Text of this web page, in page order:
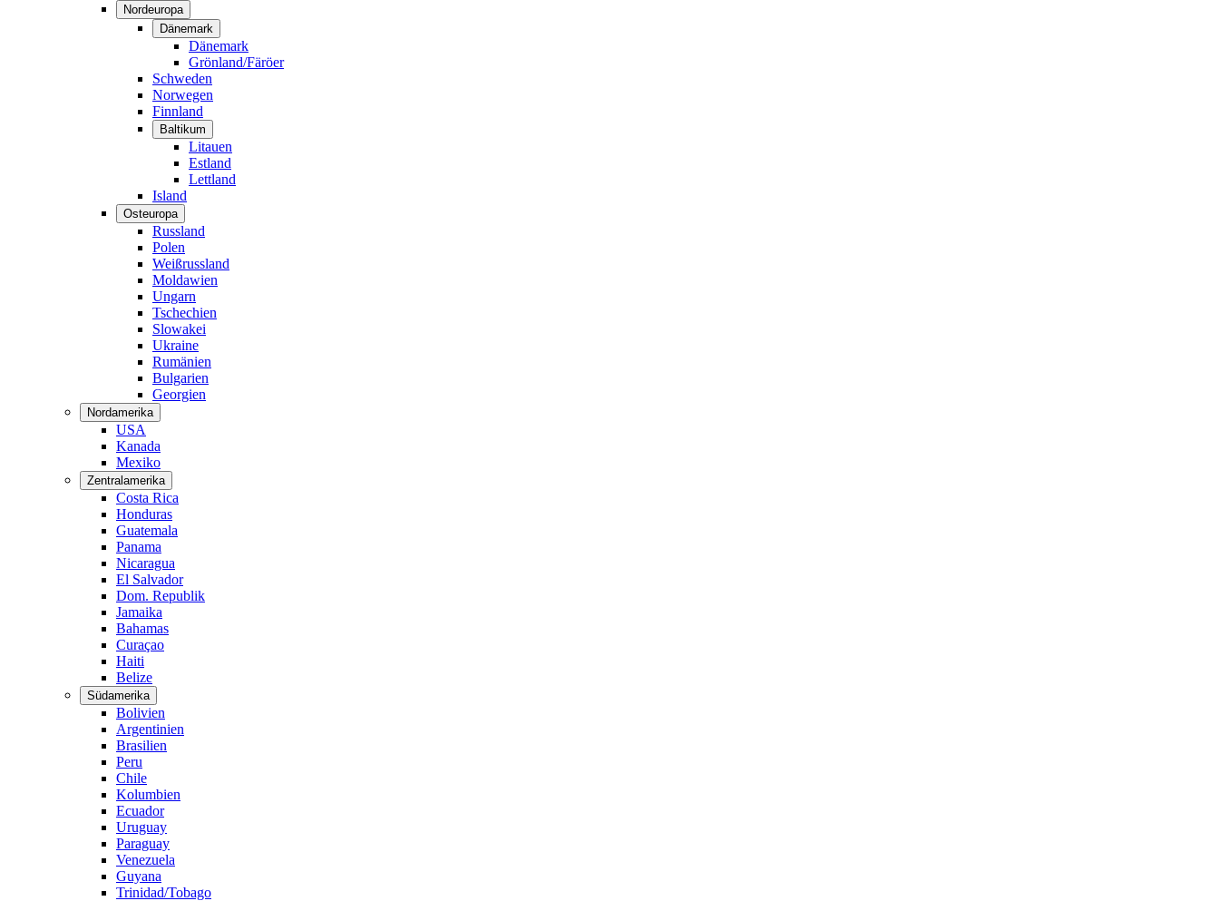
Nordeuropa
Dänemark
Dänemark
Grönland/Färöer
Schweden
Norwegen
Finnland
Baltikum
Litauen
Estland
Lettland
Island
Osteuropa
Russland
Polen
Weißrussland
Moldawien
Ungarn
Tschechien
Slowakei
Ukraine
Rumänien
Bulgarien
Georgien
Nordamerika
USA
Kanada
Mexiko
Zentralamerika
Costa Rica
Honduras
Guatemala
Panama
Nicaragua
El Salvador
Dom. Republik
Jamaika
Bahamas
Curaçao
Haiti
Belize
Südamerika
Bolivien
Argentinien
Brasilien
Peru
Chile
Kolumbien
Ecuador
Uruguay
Paraguay
Venezuela
Guyana
Trinidad/Tobago